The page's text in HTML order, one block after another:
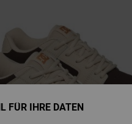
FÜR IHRE DATEN